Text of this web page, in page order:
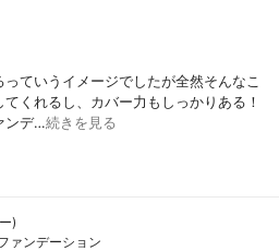
ていうイメージでしたが全然そんなこ
くれるし、カバー力もしっかりある！
ンデ…続きを見る
)
ァンデーション